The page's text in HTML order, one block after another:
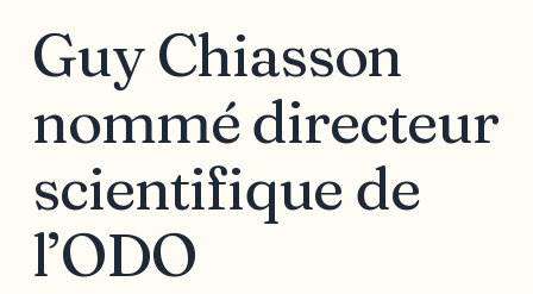
Guy Chiasson
nommé directeur
scientifique de
l’ODO